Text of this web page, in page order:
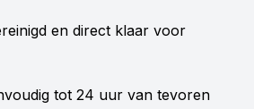
en direct klaar voor
tot 24 uur van tevoren